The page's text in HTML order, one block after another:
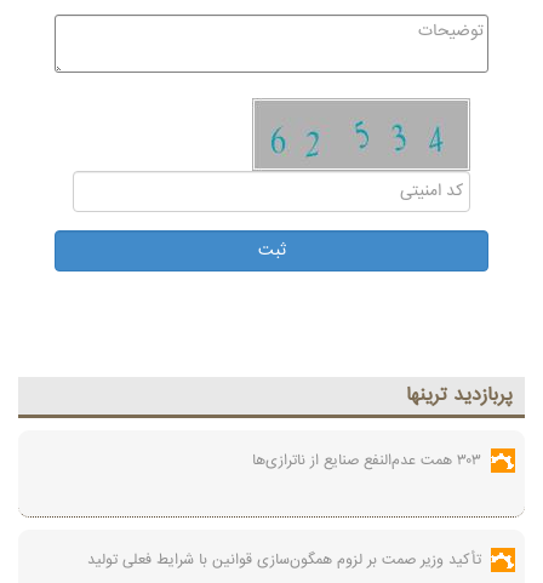
پربازديد ترينها
۳۰۳ همت عدم‌النفع صنایع از ناترازی‌ها
تأکید وزیر صمت بر لزوم همگون‌سازی قوانین با شرایط فعلی تولید